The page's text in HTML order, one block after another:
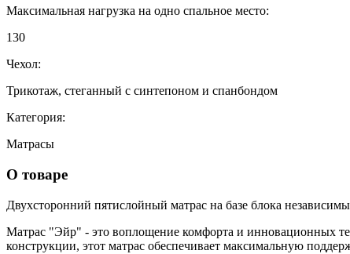
Максимальная нагрузка на одно спальное место:
130
Чехол:
Трикотаж, стеганный с синтепоном и спанбондом
Категория:
Матрасы
О товаре
Двухсторонний пятислойный матрас на базе блока
Матрас "Эйр" - это воплощение комфорта и инновационных
конструкции, этот матрас обеспечивает максимальную